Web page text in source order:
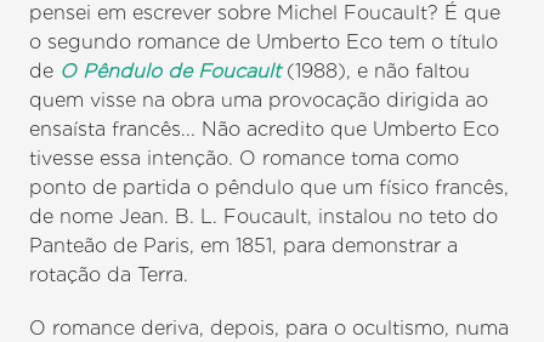
pensei em escrever sobre Michel Foucault? É que
o segundo romance de Umberto Eco tem o título
de O Pêndulo de Foucault(1988), e não faltou
quem visse na obra uma provocação dirigida ao
ensaísta francês... Não acredito que Umberto Eco
tivesse essa intenção. O romance toma como
ponto de partida o pêndulo que um físico francês,
de nome Jean. B. L. Foucault, instalou no teto do
Panteão de Paris, em 1851, para demonstrar a
rotação da Terra.
O romance deriva, depois, para o ocultismo, numa